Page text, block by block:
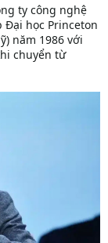
ty công nghệ
Đại học Princeton
năm 1986 với
chuyển từ